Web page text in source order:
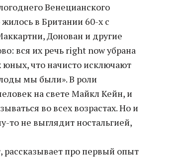
Венецианского
в Британии 60-х с
Донован и другие
вся их речь right now убрана
юных, что начисто исключают
мы были». В роли
на свете Майкл Кейн, и
во всех возрастах. Но и
то не выглядит ностальгией,
про первый опыт